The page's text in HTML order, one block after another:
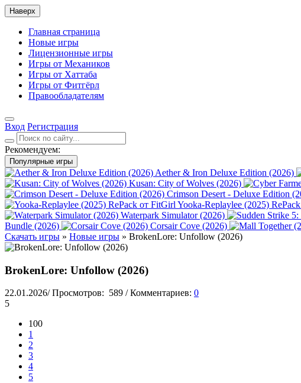
Наверх
Главная страница
Новые игры
Лицензионные игры
Игры от Механиков
Игры от Хаттаба
Игры от Фитгёрл
Правообладателям
Вход Регистрация
Рекомендуем:
Популярные игры
Aether & Iron Deluxe Edition (2026)
Kusan: City of Wolves (2026)
Crimson Desert - Deluxe Edition
Yooka-Replaylee (2025)
Waterpark Simulator (2026)
Bundle (2026)
Corsair Cove (2026)
Скачать игры » Новые игры » BrokenLore: Unfollow (2026)
BrokenLore: Unfollow (2026)
22.01.2026/ Просмотров: 589 / Комментариев: 0
5
100
1
2
3
4
5